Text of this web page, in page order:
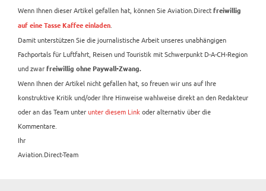
Wenn Ihnen dieser Artikel gefallen hat, können Sie Aviation.Direct freiwillig
auf eine Tasse Kaffee einladen
Damit unterstützen Sie die journalistische Arbeit unseres unabhängigen
Fachportals für Luftfahrt, Reisen und Touristik mit Schwerpunkt D-A-CH-Region
und zwar freiwillig ohne Paywall-Zwang.
Wenn Ihnen der Artikel nicht gefallen hat, so freuen wir uns auf Ihre
konstruktive Kritik und/oder Ihre Hinweise wahlweise direkt an den Redakteur
oder an das Team unterunter diesem Link oder alternativ über die
Kommentare.
Ihr
Aviation.Direct-Team